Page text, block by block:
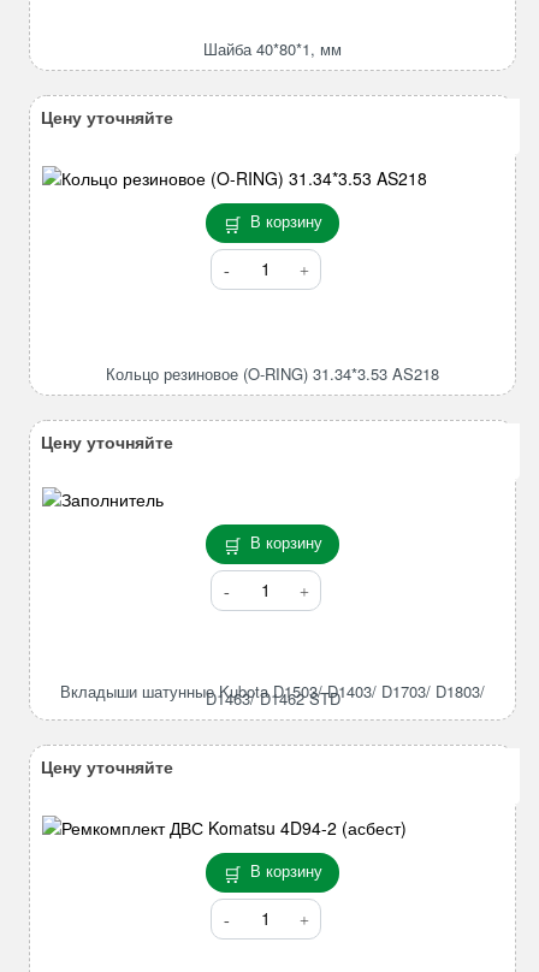
Шайба 40*80*1, мм
В корзину
Количество
товара
RING)
Кольцо резиновое (O-RING) 31.34*3.53 AS218
Цену уточняйте
В корзину
Количество
товара
Kubota
D1503/
D1462
STD
Вкладыши шатунные Kubota D1503/ D1403/ D1703/ D1803/
D1463/ D1462 STD
Цену уточняйте
В корзину
Количество
товара
Цену уточняйте